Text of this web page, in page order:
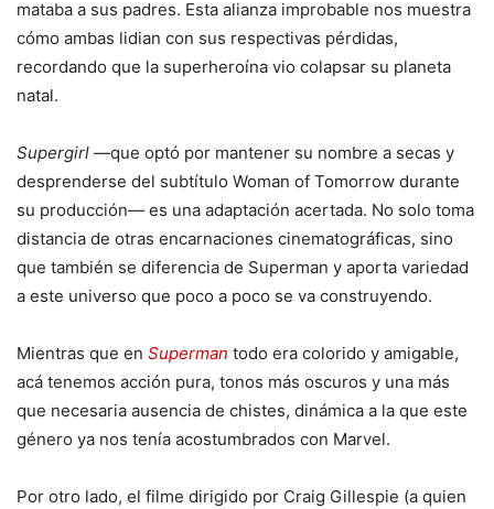
mataba a sus padres. Esta alianza improbable nos muestra
cómo ambas lidian con sus respectivas pérdidas,
recordando que la superheroína vio colapsar su planeta
natal.
Supergirl —que optó por mantener su nombre a secas y
desprenderse del subtítulo Woman of Tomorrow durante
su producción— es una adaptación acertada. No solo toma
distancia de otras encarnaciones cinematográficas, sino
que también se diferencia de Superman y aporta variedad
a este universo que poco a poco se va construyendo.
Mientras que en Superman todo era colorido y amigable,
acá tenemos acción pura, tonos más oscuros y una más
que necesaria ausencia de chistes, dinámica a la que este
género ya nos tenía acostumbrados con Marvel.
Por otro lado, el filme dirigido por Craig Gillespie (a quien